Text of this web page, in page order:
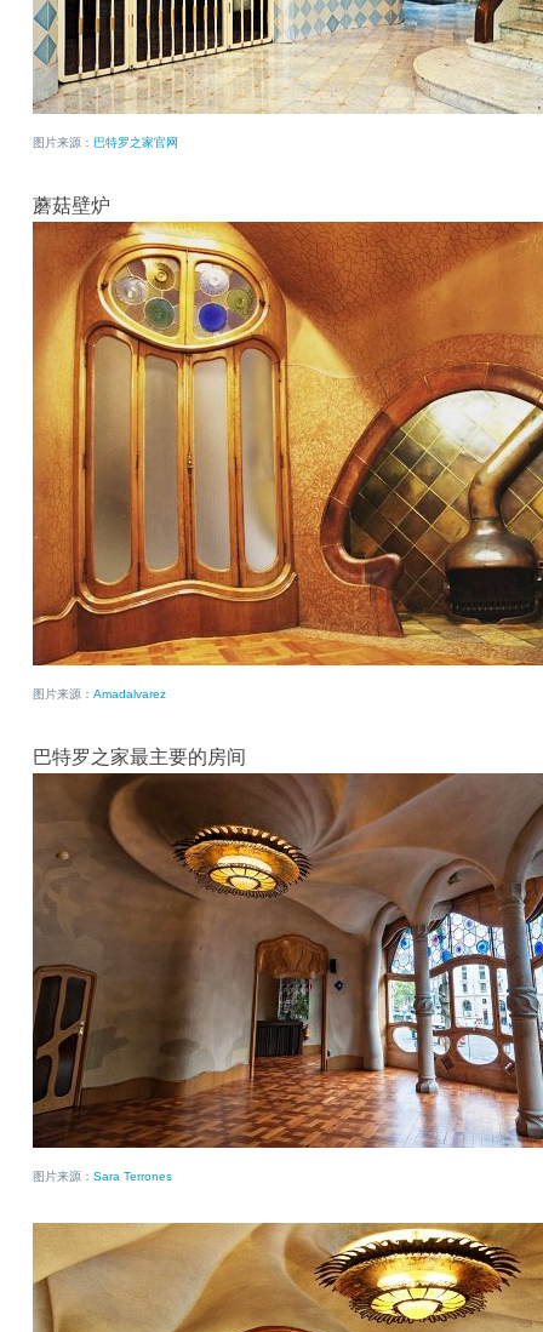
图片来源： 巴特罗之家官网
蘑菇壁炉
图片来源： Amadalvarez
巴特罗之家最主要的房间
图片来源： Sara Terrones